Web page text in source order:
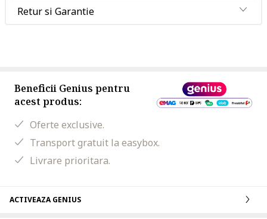
Retur si Garantie
Beneficii Genius pentru
acest produs:
Oferte exclusive.
Transport gratuit la easybox.
Livrare prioritara.
ACTIVEAZA GENIUS